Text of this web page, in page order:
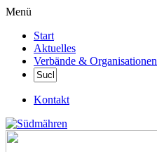
Menü
Start
Aktuelles
Verbände & Organisationen
Kontakt